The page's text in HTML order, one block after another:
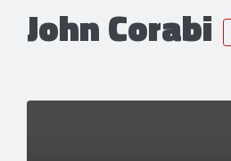
John Corabi